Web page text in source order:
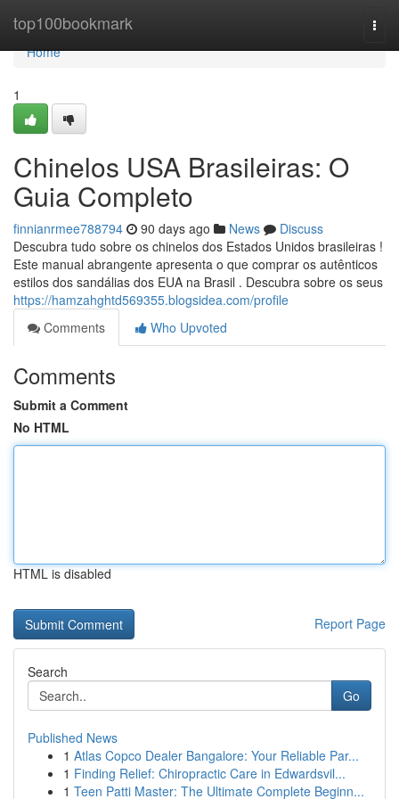
top100bookmark
Home
Home
1
Chinelos USA Brasileiras: O
Guia Completo
finnianrmee788794 90 days ago News
Discuss
Descubra tudo sobre os chinelos dos Estados Unidos brasileiras !
Este manual abrangente apresenta o que comprar os autênticos
estilos dos sandálias dos EUA na Brasil . Descubra sobre os seus
https://hamzahghtd569355.blogsidea.com/profile
Comments
Who Upvoted
Comments
Submit a Comment
No HTML
HTML is disabled
Report Page
Search
Go
Published News
1 Atlas Copco Dealer Bangalore: Your Reliable Par...
1 Finding Relief: Chiropractic Care in Edwardsvil...
1 Teen Patti Master: The Ultimate Complete Beginn...